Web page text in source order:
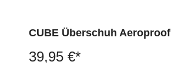
CUBE Überschuh Aeroproof
39,95 €*